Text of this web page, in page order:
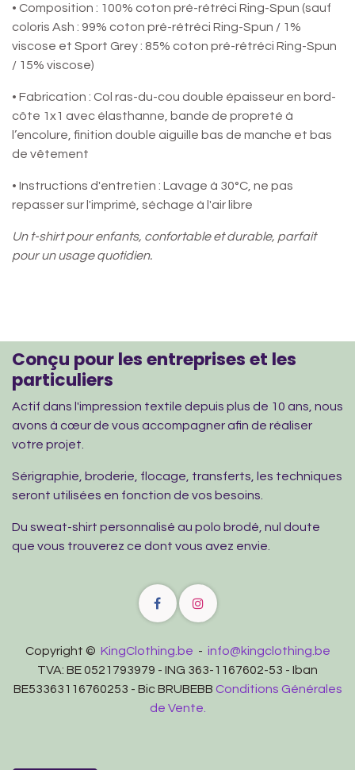
• Composition : 100% coton pré-rétréci Ring-Spun (sauf
coloris Ash : 99% coton pré-rétréci Ring-Spun / 1%
viscose et Sport Grey : 85% coton pré-rétréci Ring-Spun
/ 15% viscose)
• Fabrication : Col ras-du-cou double épaisseur en bord-
côte 1x1 avec élasthanne, bande de propreté à
l’encolure, finition double aiguille bas de manche et bas
de vêtement
• Instructions d'entretien : Lavage à 30°C, ne pas
repasser sur l'imprimé, séchage à l'air libre
Un t-shirt pour enfants, confortable et durable, parfait
pour un usage quotidien.
Conçu pour les entreprises et les
particuliers
Actif dans l'impression textile depuis plus de 10 ans, nous
avons à cœur de vous accompagner afin de réaliser
votre projet.
Sérigraphie, broderie, flocage, transferts, les techniques
seront utilisées en fonction de vos besoins.
Du sweat-shirt personnalisé au polo brodé, nul doute
que vous trouverez ce dont vous avez envie.
Copyright © KingClothing.be - info@kingclothing.be
TVA: BE 0521793979 - ING 363-1167602-53 - Iban
BE53363116760253 - Bic BRUBEBB Conditions Générales
de Vente.